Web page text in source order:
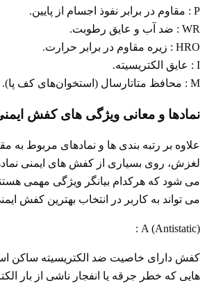
P : مقاوم در برابر نفوذ اجسام از پایین.
WR : ضد آب و عایق رطوبت.
HRO : زیره مقاوم در برابر حرارت.
I : عایق الکتریسیته.
M : محافظ متاتارسال (استخوان‌های کف پا).
نمادها و معانی ویژگی های کفش
علاوه بر رتبه بندی ها و نمادهای مربوط به
لغزش، روی بسیاری از کفش های ایمنی
می شود که هرکدام بیانگر ویژگی مهمی
می تواند به کاربر در انتخاب بهترین کفش
A (Antistatic) :
کفش دارای خاصیت ضد الکتریسیته ساکن
هایی که خطر جرقه یا انفجار ناشی از بار